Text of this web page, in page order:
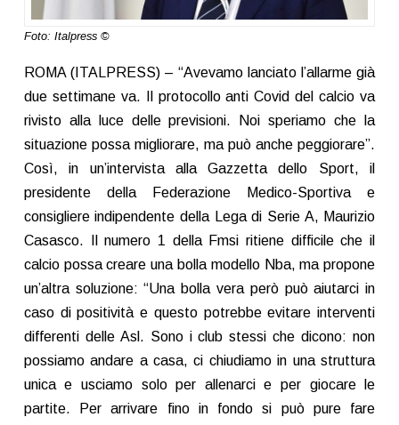
Foto: Italpress ©
ROMA (ITALPRESS) – “Avevamo lanciato l’allarme già
due settimane va. Il protocollo anti Covid del calcio va
rivisto alla luce delle previsioni. Noi speriamo che la
situazione possa migliorare, ma può anche peggiorare”.
Così, in un’intervista alla Gazzetta dello Sport, il
presidente della Federazione Medico-Sportiva e
consigliere indipendente della Lega di Serie A, Maurizio
Casasco. Il numero 1 della Fmsi ritiene difficile che il
calcio possa creare una bolla modello Nba, ma propone
un’altra soluzione: “Una bolla vera però può aiutarci in
caso di positività e questo potrebbe evitare interventi
differenti delle Asl. Sono i club stessi che dicono: non
possiamo andare a casa, ci chiudiamo in una struttura
unica e usciamo solo per allenarci e per giocare le
partite. Per arrivare fino in fondo si può pure fare